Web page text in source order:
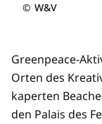
© W&V
Greenpeace-
Orten des
kaperten
den Palais des